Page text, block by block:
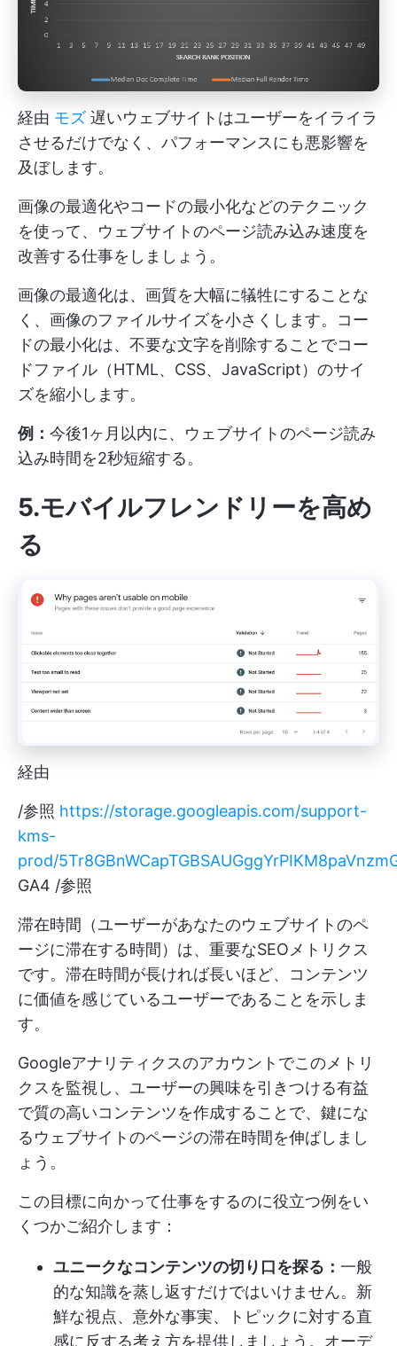
経由 モズ 遅いウェブサイトはユーザーをイライラ
させるだけでなく、パフォーマンスにも悪影響を
及ぼします。
画像の最適化やコードの最小化などのテクニック
を使って、ウェブサイトのページ読み込み速度を
改善する仕事をしましょう。
画像の最適化は、画質を大幅に犠牲にすることな
く、画像のファイルサイズを小さくします。コー
ドの最小化は、不要な文字を削除することでコー
ドファイル（HTML、CSS、JavaScript）のサイ
ズを縮小します。
例： 今後1ヶ月以内に、ウェブサイトのページ読み
込み時間を2秒短縮する。
5.モバイルフレンドリーを高め
る
経由
/参照 https://storage.googleapis.com/support-
kms-
prod/
GA4 /参照
滞在時間（ユーザーがあなたのウェブサイトのペ
ージに滞在する時間）は、重要なSEOメトリクス
です。滞在時間が長ければ長いほど、コンテンツ
に価値を感じているユーザーであることを示しま
す。
Googleアナリティクスのアカウントでこのメトリ
クスを監視し、ユーザーの興味を引きつける有益
で質の高いコンテンツを作成することで、鍵にな
るウェブサイトのページの滞在時間を伸ばしまし
ょう。
この目標に向かって仕事をするのに役立つ例をい
くつかご紹介します：
ユニークなコンテンツの切り口を探る： 一般
的な知識を蒸し返すだけではいけません。新
鮮な視点、意外な事実、トピックに対する直
感に反する考え方を提供しましょう。オーデ